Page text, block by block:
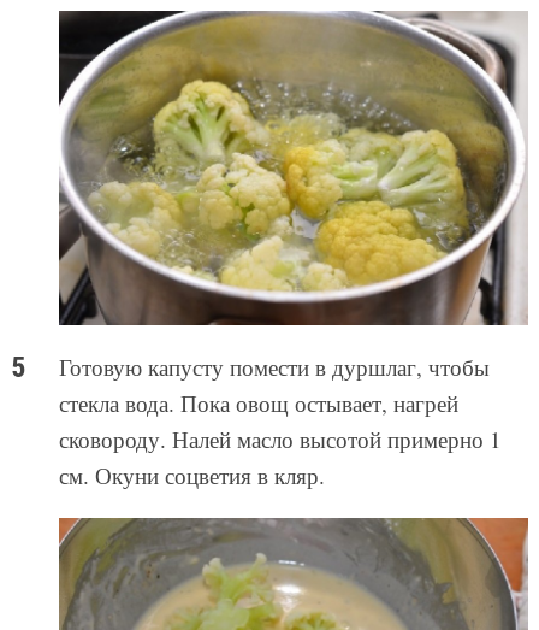
Готовую капусту помести в дуршлаг, чтобы
стекла вода. Пока овощ остывает, нагрей
сковороду. Налей масло высотой примерно 1
см. Окуни соцветия в кляр.